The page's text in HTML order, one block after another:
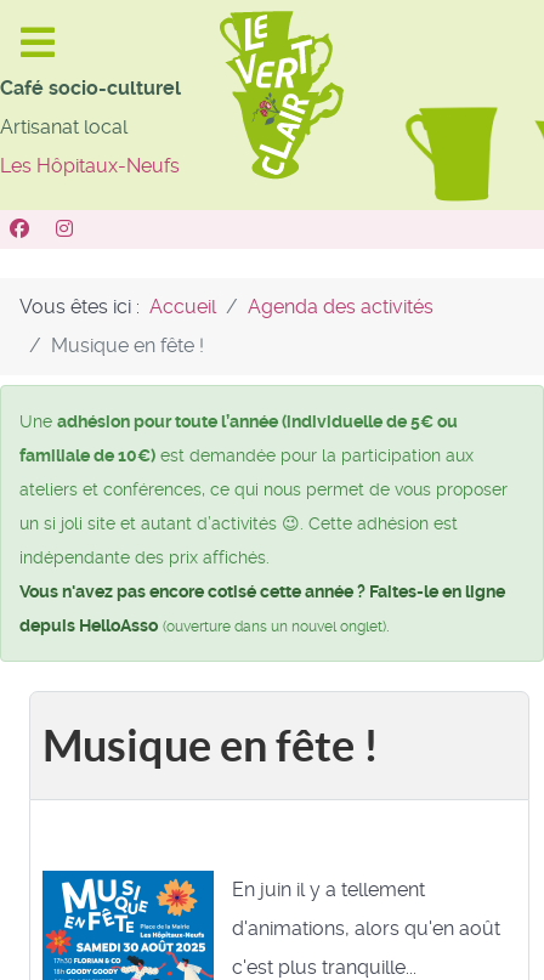
Café socio-culturel
Artisanat local
Les Hôpitaux-Neufs
Vous êtes ici : Accueil
Agenda des activités
Musique en fête !
Une adhésion pour toute l’année (individuelle de 5€ ou
familiale de 10€) est demandée pour la participation aux
ateliers et conférences, ce qui nous permet de vous proposer
un si joli site et autant d’activités 😉. Cette adhésion est
indépendante des prix affichés.
Vous n'avez pas encore cotisé cette année ? Faites-le en ligne
depuis HelloAsso (ouverture dans un nouvel onglet)
Musique en fête !
En juin il y a tellement
d'animations, alors qu'en août
c'est plus tranquille...